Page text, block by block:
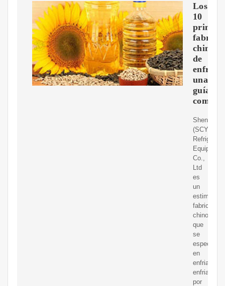
Los
10
chinos
de
una
guía
(SCY)
Equipment
Co.,
Ltd
es
un
estimado
fabricante
chino
que
se
especializa
en
enfriadores
enfriados
por